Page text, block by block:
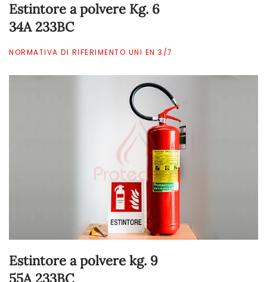
Estintore a polvere Kg. 6
34A 233BC
NORMATIVA DI RIFERIMENTO UNI EN 3/7
Estintore a polvere kg. 9
55A 233BC